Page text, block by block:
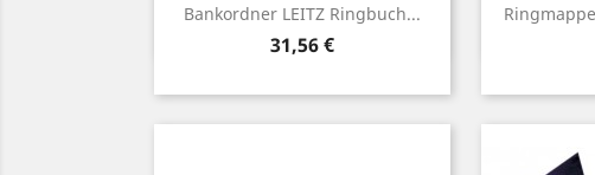
Bankordner LEITZ Ringbuch...
Preis
31,56 €
Vorschau 